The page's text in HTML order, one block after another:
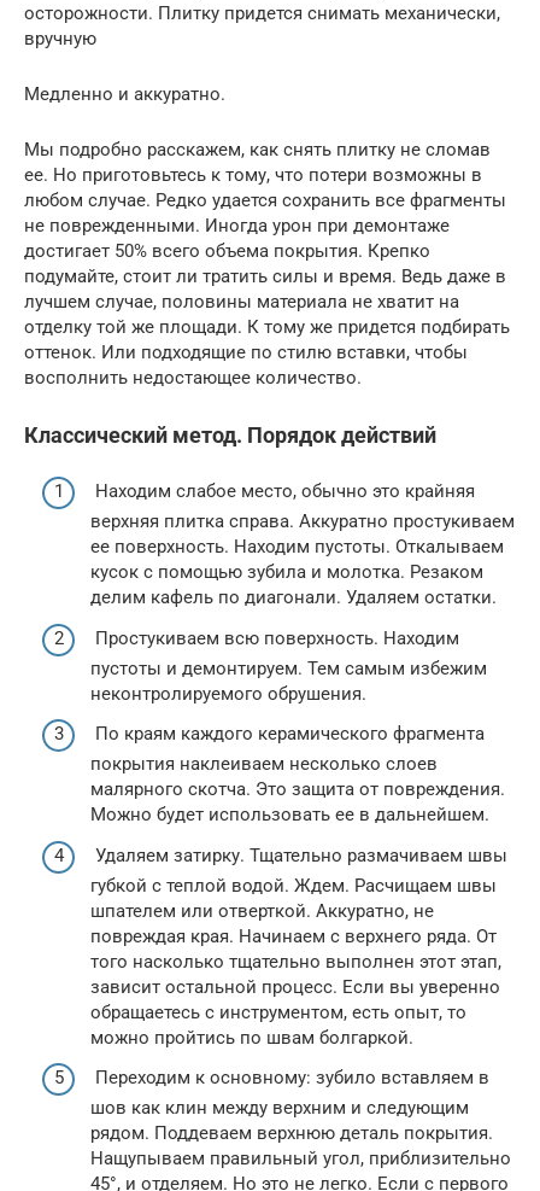
осторожности. Плитку придется снимать механически,
вручную
Медленно и аккуратно.
Мы подробно расскажем, как снять плитку не сломав
ее. Но приготовьтесь к тому, что потери возможны в
любом случае. Редко удается сохранить все фрагменты
не поврежденными. Иногда урон при демонтаже
достигает 50% всего объема покрытия. Крепко
подумайте, стоит ли тратить силы и время. Ведь даже в
лучшем случае, половины материала не хватит на
отделку той же площади. К тому же придется подбирать
оттенок. Или подходящие по стилю вставки, чтобы
восполнить недостающее количество.
Классический метод. Порядок действий
Находим слабое место, обычно это крайняя
верхняя плитка справа. Аккуратно простукиваем
ее поверхность. Находим пустоты. Откалываем
кусок с помощью зубила и молотка. Резаком
делим кафель по диагонали. Удаляем остатки.
Простукиваем всю поверхность. Находим
пустоты и демонтируем. Тем самым избежим
неконтролируемого обрушения.
По краям каждого керамического фрагмента
покрытия наклеиваем несколько слоев
малярного скотча. Это защита от повреждения.
Можно будет использовать ее в дальнейшем.
Удаляем затирку. Тщательно размачиваем швы
губкой с теплой водой. Ждем. Расчищаем швы
шпателем или отверткой. Аккуратно, не
повреждая края. Начинаем с верхнего ряда. От
того насколько тщательно выполнен этот этап,
зависит остальной процесс. Если вы уверенно
обращаетесь с инструментом, есть опыт, то
можно пройтись по швам болгаркой.
Переходим к основному: зубило вставляем в
шов как клин между верхним и следующим
рядом. Поддеваем верхнюю деталь покрытия.
Нащупываем правильный угол, приблизительно
45°, и отделяем. Но это не легко. Если с первого